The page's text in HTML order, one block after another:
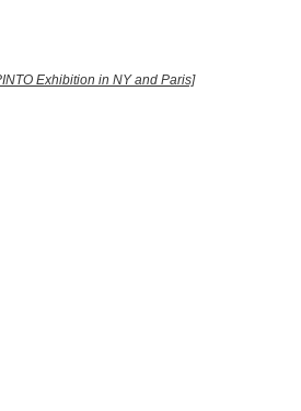
Exhibition in NY and Paris]